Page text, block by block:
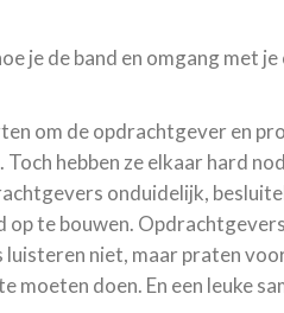
je de band en omgang met
om de opdrachtgever en
hebben ze elkaar hard
onduidelijk,
te bouwen.
niet, maar praten
moeten doen. En een leuke